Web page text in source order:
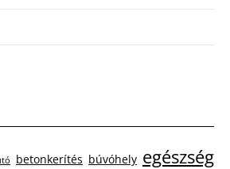
betonkerítés búvóhely egészség